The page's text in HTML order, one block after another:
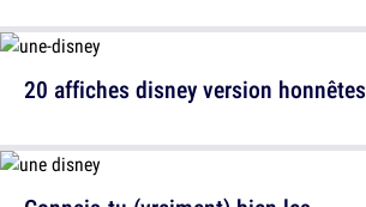
20 affiches disney version honnêtes